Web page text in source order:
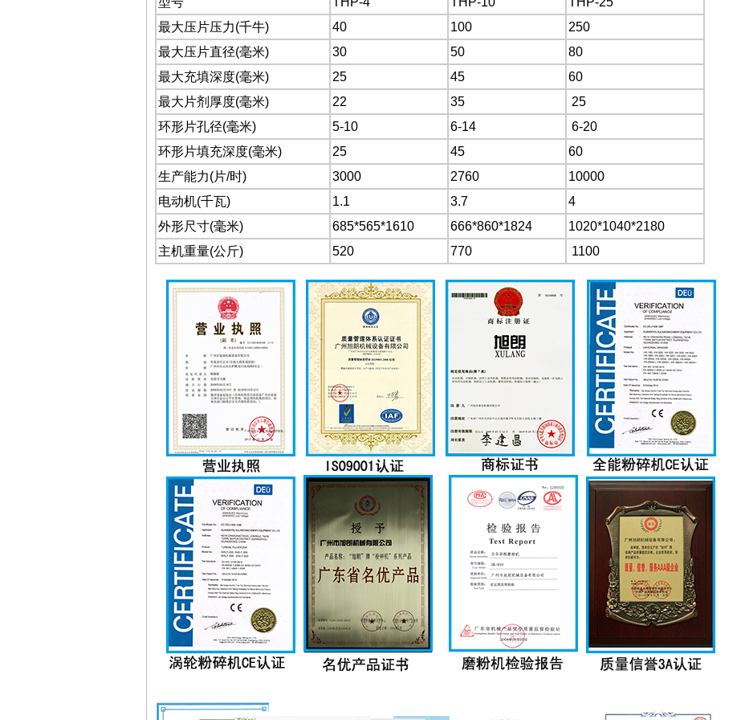
最大压片压力(千牛)
40 100
250
最大压片直径(毫米)
30 50
80
最大充填深度(毫米)
25 45
60
最大片剂厚度(毫米)
22 35
25
环形片孔径(毫米)
5-10 6-14
6-20
环形片填充深度(毫米)
25 45
60
生产能力(片/时)
3000 2760
10000
电动机(千瓦)
1.1 3.7
4
外形尺寸(毫米)
685*565*1610 666*860*1824
1020*1040*2180
主机重量(公斤)
520 770 1100